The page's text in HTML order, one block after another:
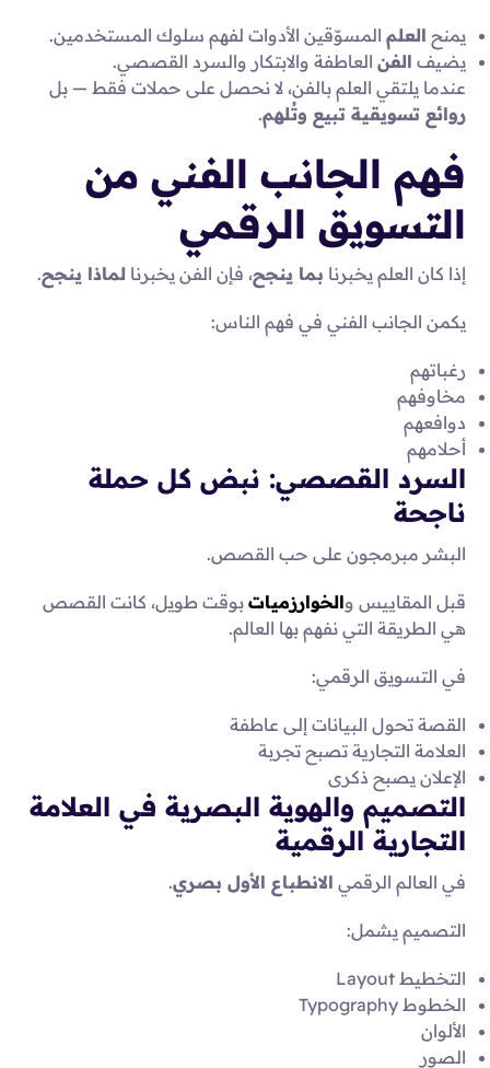
يمنح العلم المسوّقين الأدوات لفهم سلوك المستخدمين.
يضيف الفن العاطفة والابتكار والسرد القصصي.
عندما يلتقي العلم بالفن، لا نحصل على حملات فقط — بل
روائع تسويقية تبيع وتُلهم.
فهم الجانب الفني من
التسويق الرقمي
إذا كان العلم يخبرنا بما ينجح، فإن الفن يخبرنا لماذا ينجح.
يكمن الجانب الفني في فهم الناس:
رغباتهم
مخاوفهم
دوافعهم
أحلامهم
السرد القصصي: نبض كل حملة
ناجحة
البشر مبرمجون على حب القصص.
قبل المقاييس والخوارزميات بوقت طويل، كانت القصص
هي الطريقة التي نفهم بها العالم.
في التسويق الرقمي:
القصة تحول البيانات إلى عاطفة
العلامة التجارية تصبح تجربة
الإعلان يصبح ذكرى
التصميم والهوية البصرية في العلامة
التجارية الرقمية
في العالم الرقمي الانطباع الأول بصري.
التصميم يشمل:
التخطيط Layout
الخطوط Typography
الألوان
الصور